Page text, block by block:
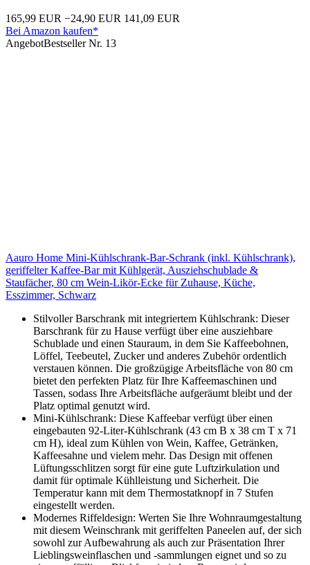
165,99 EUR −24,90 EUR 141,09 EUR
Bei Amazon kaufen*
AngebotBestseller Nr. 13
Aauro Home Mini-Kühlschrank-Bar-Schrank (inkl. Kühlschrank),
geriffelter Kaffee-Bar mit Kühlgerät, Ausziehschublade &
Staufächer, 80 cm Wein-Likör-Ecke für Zuhause, Küche,
Esszimmer, Schwarz
Stilvoller Barschrank mit integriertem Kühlschrank: Dieser
Barschrank für zu Hause verfügt über eine ausziehbare
Schublade und einen Stauraum, in dem Sie Kaffeebohnen,
Löffel, Teebeutel, Zucker und anderes Zubehör ordentlich
verstauen können. Die großzügige Arbeitsfläche von 80 cm
bietet den perfekten Platz für Ihre Kaffeemaschinen und
Tassen, sodass Ihre Arbeitsfläche aufgeräumt bleibt und der
Platz optimal genutzt wird.
Mini-Kühlschrank: Diese Kaffeebar verfügt über einen
eingebauten 92-Liter-Kühlschrank (43 cm B x 38 cm T x 71
cm H), ideal zum Kühlen von Wein, Kaffee, Getränken,
Kaffeesahne und vielem mehr. Das Design mit offenen
Lüftungsschlitzen sorgt für eine gute Luftzirkulation und
damit für optimale Kühlleistung und Sicherheit. Die
Temperatur kann mit dem Thermostatknopf in 7 Stufen
eingestellt werden.
Modernes Riffeldesign: Werten Sie Ihre Wohnraumgestaltung
mit diesem Weinschrank mit geriffelten Paneelen auf, der sich
sowohl zur Aufbewahrung als auch zur Präsentation Ihrer
Lieblingsweinflaschen und -sammlungen eignet und so zu